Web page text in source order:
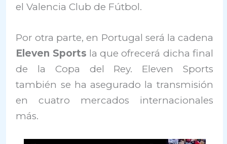
el Valencia Club de Fútbol.
Por otra parte, en Portugal será la cadena
Eleven Sports la que ofrecerá dicha final
de la Copa del Rey. Eleven Sports
también se ha asegurado la transmisión
en cuatro mercados internacionales
más.